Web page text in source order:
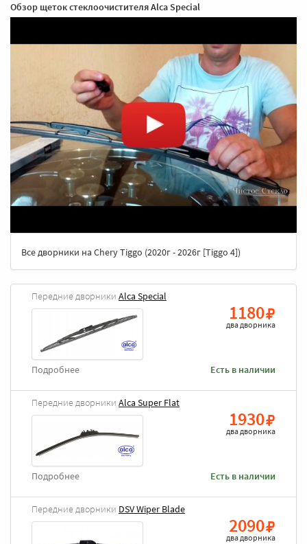
Обзор щеток стеклоочистителя Alca Special
Все дворники на Chery Tiggo (2020г - 2026г [Tiggo 4])
Передние дворники Alca Special
1180
два дворника
Есть в наличии
Подробнее
Передние дворники Alca Super Flat
1930
два дворника
Есть в наличии
Подробнее
Передние дворники DSV Wiper Blade
2090
два дворника